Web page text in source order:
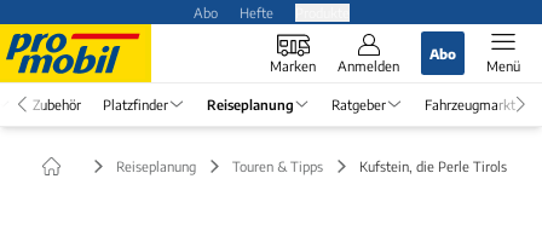
Abo Hefte
Marken Anmelden
Abo
Menü
Zubehör Platzfinder Reiseplanung Ratgeber Fahrzeugmarkt
Reiseplanung Touren & Tipps Kufstein, die Perle Tirols